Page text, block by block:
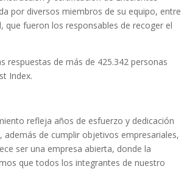
por diversos miembros de su equipo, entre
que fueron los responsables de recoger el
respuestas de más de 425.342 personas
Index.
refleja años de esfuerzo y dedicación
de cumplir objetivos empresariales,
ser una empresa abierta, donde la
que todos los integrantes de nuestro